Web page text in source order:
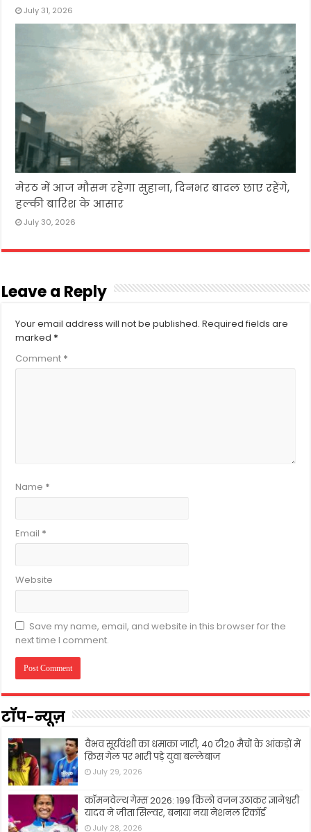
July 31, 2026
मेरठ में आज मौसम रहेगा सुहाना, दिनभर बादल छाए रहेंगे,
हल्की बारिश के आसार
July 30, 2026
Leave a Reply
Your email address will not be published. Required fields are
marked *
Comment *
Name *
Email *
Website
Save my name, email, and website in this browser for the
next time I comment.
टॉप-न्यूज़
वैभव सूर्यवंशी का धमाका जारी, 40 टी20 मैचों के आंकड़ों में
क्रिस गेल पर भारी पड़े युवा बल्लेबाज
July 29, 2026
कॉमनवेल्थ गेम्स 2026: 199 किलो वजन उठाकर ज्ञानेश्वरी
यादव ने जीता सिल्वर, बनाया नया नेशनल रिकॉर्ड
July 28, 2026